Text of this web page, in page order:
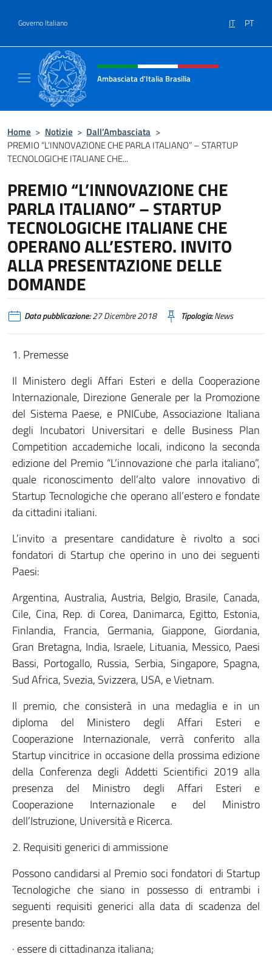
Governo Italiano IT PT
Intestazione sito, social e menù
Ambasciata d'Italia Brasilia
Home > Notizie > Dall’Ambasciata >
PREMIO “L’INNOVAZIONE CHE PARLA ITALIANO” – STARTUP
TECNOLOGICHE ITALIANE CHE...
PREMIO “L’INNOVAZIONE CHE
PARLA ITALIANO” – STARTUP
TECNOLOGICHE ITALIANE CHE
OPERANO ALL’ESTERO. INVITO
ALLA PRESENTAZIONE DELLE
DOMANDE
Data pubblicazione:27 Dicembre 2018 Tipologia:News
1. Premesse
Il Ministero degli Affari Esteri e della Cooperazione
Internazionale, Direzione Generale per la Promozione
del Sistema Paese, e PNICube, Associazione Italiana
degli Incubatori Universitari e delle Business Plan
Competition accademiche locali, indicono la seconda
edizione del Premio “L’innovazione che parla italiano”,
quale riconoscimento dell’alto valore innovativo di
Startup Tecnologiche che operano all’estero e fondate
da cittadini italiani.
L’invito a presentare candidature è rivolto a soci
fondatori di Startup che operino in uno dei seguenti
Paesi:
Argentina, Australia, Austria, Belgio, Brasile, Canada,
Cile, Cina, Rep. di Corea, Danimarca, Egitto, Estonia,
Finlandia, Francia, Germania, Giappone, Giordania,
Gran Bretagna, India, Israele, Lituania, Messico, Paesi
Bassi, Portogallo, Russia, Serbia, Singapore, Spagna,
Sud Africa, Svezia, Svizzera, USA, e Vietnam.
Il premio, che consisterà in una medaglia e in un
diploma del Ministero degli Affari Esteri e
Cooperazione Internazionale, verrà conferito alla
Startup vincitrice in occasione della prossima edizione
della Conferenza degli Addetti Scientifici 2019 alla
presenza del Ministro degli Affari Esteri e
Cooperazione Internazionale e del Ministro
dell’Istruzione, Università e Ricerca.
2. Requisiti generici di ammissione
Possono candidarsi al Premio soci fondatori di Startup
Tecnologiche che siano in possesso di entrambi i
seguenti requisiti generici alla data di scadenza del
presente bando:
· essere di cittadinanza italiana;